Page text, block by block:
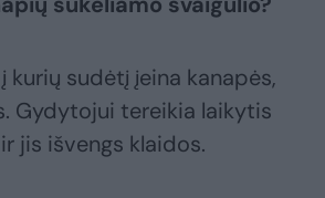
kurių sudėtį įeina kanapės,
Gydytojui tereikia laikytis
jis išvengs klaidos.